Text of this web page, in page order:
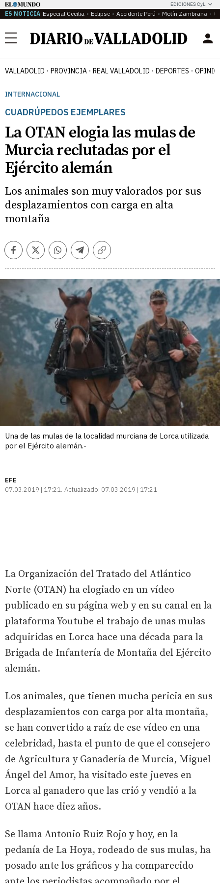
EDICIONES CyL
ES NOTICIA Especial Cecilia Eclipse Accidente Perú Motín Zambrana
Menú
VALLADOLID PROVINCIA REAL VALLADOLID DEPORTES
INTERNACIONAL
CUADRÚPEDOS EJEMPLARES
La OTAN elogia las mulas de
Murcia reclutadas por el
Ejército alemán
Los animales son muy valorados por sus
desplazamientos con carga en alta
montaña
FacebookTwitterWhatsappTelegramCopiar
Una de las mulas de la localidad murciana de Lorca utilizada
por el Ejército alemán.-
EFE
07.03.2019 | 17:21 Actualizado: 07.03.2019 | 17:21
La Organización del Tratado del Atlántico
Norte (OTAN) ha elogiado en un vídeo
publicado en su página web y en su canal en la
plataforma Youtube el trabajo de unas mulas
adquiridas en Lorca hace una década para la
Brigada de Infantería de Montaña del Ejército
alemán.
Los animales, que tienen mucha pericia en sus
desplazamientos con carga por alta montaña,
se han convertido a raíz de ese vídeo en una
celebridad, hasta el punto de que el consejero
de Agricultura y Ganadería de Murcia, Miguel
Ángel del Amor, ha visitado este jueves en
Lorca al ganadero que las crió y vendió a la
OTAN hace diez años.
Se llama Antonio Ruiz Rojo y hoy, en la
pedanía de La Hoya, rodeado de sus mulas, ha
posado ante los gráficos y ha comparecido